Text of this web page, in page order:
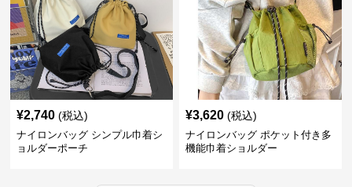
¥2,740 (税込)
ナイロンバッグ シンプル巾着シ
ョルダーポーチ
¥3,620 (税込)
ナイロンバッグ ポケット付き多
機能巾着ショルダー